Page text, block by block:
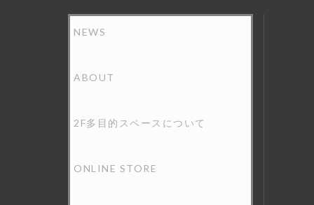
り
NEWS
ABOUT
2F多目的スペースについて
ONLINE STORE